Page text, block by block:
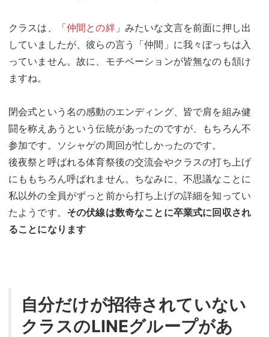
クラスは、「仲間との絆」みたいな文言を前面に押し出
していましたが、彼らの言う「仲間」に我々ぼっちは入
っていません。故に、モチベーションが皆無なのも頷け
ますね。
閉会式という名の感動のエンディング、皆で肩を組み健
闘を称えあうという伝統があったのですが、もちろん不
参加です。ソシャゲの周回が忙しかったのです。
後夜祭と呼ばれる体育祭後の交流会やクラスの打ち上げ
にももちろん呼ばれません。ちなみに、不思議なことに
私以外の全員がずっと前から打ち上げの詳細を知ってい
たようです。 その伏線は数奇なことに卒業式に回収され
ることになります
自分だけが招待されていない
クラスのLINEグループがあ